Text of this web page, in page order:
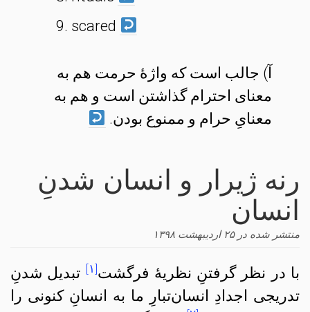
scared
آ) جالب است که واژهٔ حرمت هم به
معنای احترام گذاشتن است و هم به
معنایِ حرام و ممنوع بودن.
رنه ژیرار و انسان شدنِ
انسان
منتشر شده در۲۵ اردیبهشت ۱۳۹۸
با در نظر گرفتنِ نظریهٔ فرگشت[۱] تبدیل شدنِ
تدریجی اجدادِ انسان‌‌تبارِ ما به انسانِ کنونی را